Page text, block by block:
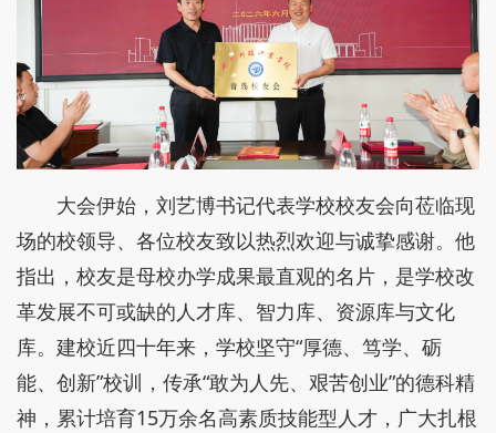
大会伊始，刘艺博书记代表学校校友会向莅临现
场的校领导、各位校友致以热烈欢迎与诚挚感谢。他
指出，校友是母校办学成果最直观的名片，是学校改
革发展不可或缺的人才库、智力库、资源库与文化
库。建校近四十年来，学校坚守“厚德、笃学、砺
能、创新”校训，传承“敢为人先、艰苦创业”的德科精
神，累计培育15万余名高素质技能型人才，广大扎根